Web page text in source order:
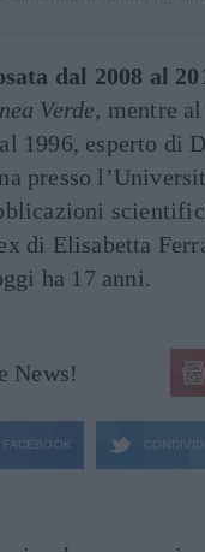
dal 2008 al
Verde, mentre
1996, esperto di
presso
di Elisabetta
ha 17 anni.
News!
FACEBOOK